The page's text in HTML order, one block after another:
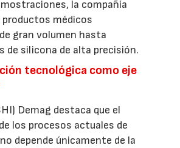
la compañía
productos médicos
gran volumen hasta
de silicona de alta precisión.
tecnológica como eje
Demag destaca que el
los procesos actuales de
depende únicamente de la